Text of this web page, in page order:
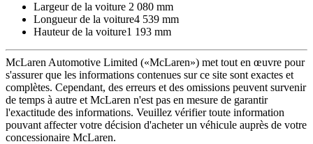
Largeur de la voiture 2 080 mm
Longueur de la voiture4 539 mm
Hauteur de la voiture1 193 mm
McLaren Automotive Limited («McLaren») met tout en œuvre pour
s'assurer que les informations contenues sur ce site sont exactes et
complètes. Cependant, des erreurs et des omissions peuvent survenir
de temps à autre et McLaren n'est pas en mesure de garantir
l'exactitude des informations. Veuillez vérifier toute information
pouvant affecter votre décision d'acheter un véhicule auprès de votre
concessionaire McLaren.